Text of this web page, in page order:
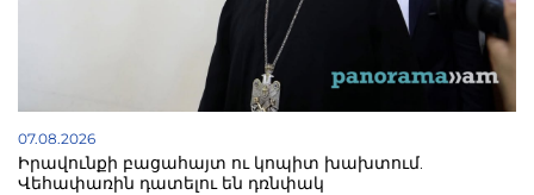
07.08.2026
Իրավունքի բացահայտ ու կոպիտ խախտում.
Վեհափառին դատելու են դռնփակ